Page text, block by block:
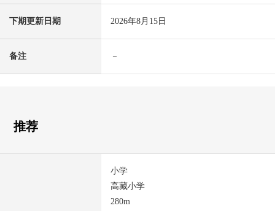
下期更新日期 2026年8月15日
备注 －
推荐
小学
高藏小学
280m